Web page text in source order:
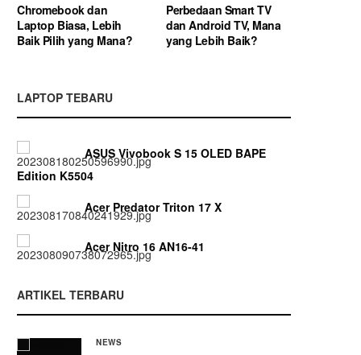
Chromebook dan
Laptop Biasa, Lebih
Baik Pilih yang Mana?
Perbedaan Smart TV
dan Android TV, Mana
yang Lebih Baik?
LAPTOP TEBARU
ASUS Vivobook S 15 OLED BAPE
Edition K5504
Acer Predator Triton 17 X
Acer Nitro 16 AN16-41
ARTIKEL TERBARU
NEWS